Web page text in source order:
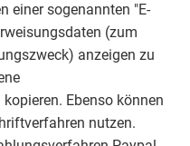
einer sogenannten "E-
(zum
anzeigen zu
Ebenso können
nutzen.